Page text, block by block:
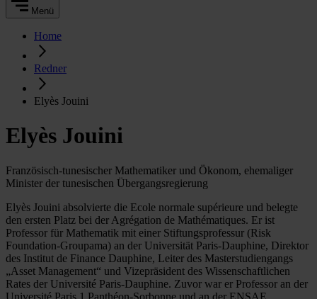
Menü
Home
Redner
Elyès Jouini
Elyès Jouini
Französisch-tunesischer Mathematiker und Ökonom, ehemaliger
Minister der tunesischen Übergangsregierung
Elyès Jouini absolvierte die Ecole normale supérieure und belegte
den ersten Platz bei der Agrégation de Mathématiques. Er ist
Professor für Mathematik mit einer Stiftungsprofessur (Risk
Foundation-Groupama) an der Universität Paris-Dauphine, Direktor
des Institut de Finance Dauphine, Leiter des Masterstudiengangs
„Asset Management“ und Vizepräsident des Wissenschaftlichen
Rates der Université Paris-Dauphine. Zuvor war er Professor an der
Université Paris 1 Panthéon-Sorbonne und an der ENSAE